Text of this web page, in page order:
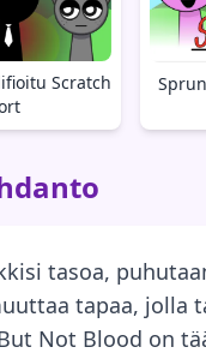
Scratch
tasoa,
tapaa,
Not Blood on